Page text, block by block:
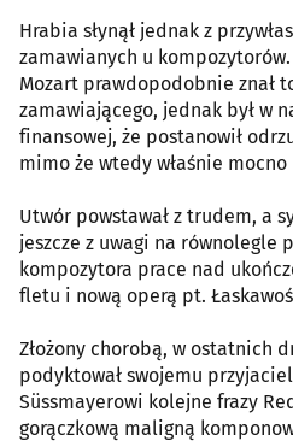
Hrabia słynął jednak z
zamawianych u kompozytorów.
Mozart prawdopodobnie znał
zamawiającego, jednak był w
finansowej, że postanowił
mimo że wtedy właśnie
Utwór powstawał z trudem, a
jeszcze z uwagi na równolegle
kompozytora prace nad
fletu i nową operą pt.
Złożony chorobą, w ostatnich
podyktował swojemu
Süssmayerowi kolejne frazy
gorączkową maligną